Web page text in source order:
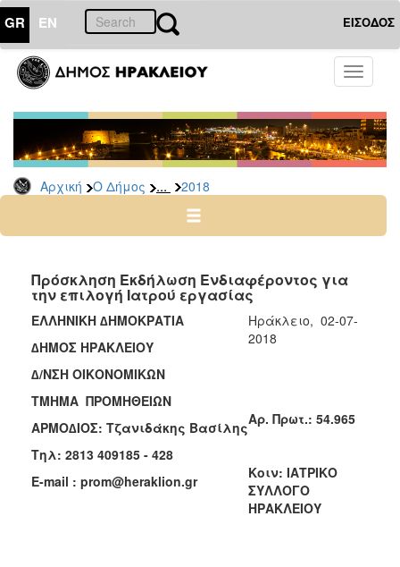
GR EN ΕΙΣΟΔΟΣ
Toggle
Αρχική Ο Δήμος ... 2018
ΔΗΜΟΣ
Διακηρύξεις
Δημοπρασίες
Αρχείο
2025
2023
2022
2021
2020
2019
2018
2017
2016
Πρόσκληση Εκδήλωση Ενδιαφέροντος για
την επιλογή Ιατρού εργασίας
ΕΛΛΗΝΙΚΗ ∆ΗΜΟΚΡΑΤΙΑ
∆ΗΜΟΣ ΗΡΑΚΛΕΙΟΥ
∆/ΝΣΗ ΟΙΚΟΝΟΜΙΚΩΝ
ΤΜΗΜΑ ΠΡΟΜΗΘΕΙΩΝ
ΑΡΜΟ∆ΙΟΣ: Τζανιδάκης Βασίλης
Τηλ: 2813 409185 - 428
E-mail : prom@heraklion.gr
Ηράκλειο, 02-07-
2018
Aρ. Πρωτ.: 54.965
Κοιν: ΙΑΤΡΙΚΟ
ΣΥΛΛΟΓΟ
ΗΡΑΚΛΕΙΟΥ